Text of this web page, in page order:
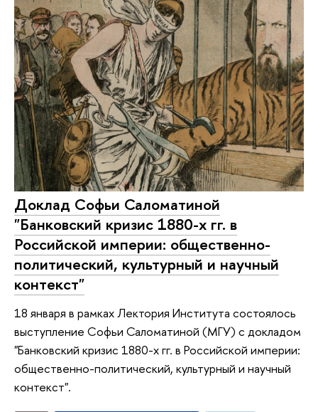
Доклад Софьи Саломатиной
"Банковский кризис 1880-х гг. в
Российской империи: общественно-
политический, культурный и научный
контекст"
18 января в рамках Лектория Института состоялось
выступление Софьи Саломатиной (МГУ) с докладом
"Банковский кризис 1880-х гг. в Российской империи:
общественно-политический, культурный и научный
контекст".